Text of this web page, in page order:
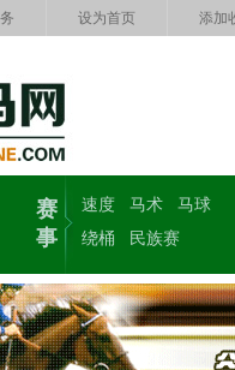
设为首页 添加
赛
事
速度 马术
马球
绕桶
民族赛